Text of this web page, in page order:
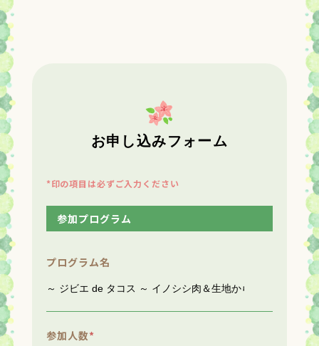
お申し込みフォーム
*印の項目は必ずご入力ください
参加プログラム
プログラム名
参加人数*